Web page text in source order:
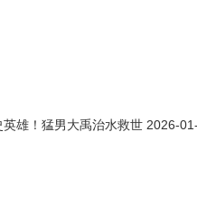
英雄！猛男大禹治水救世 2026-